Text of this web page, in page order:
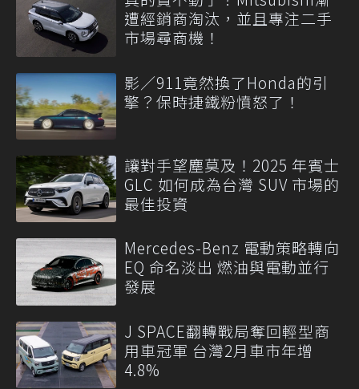
遭經銷商淘汰，並且專注二手
市場尋商機！
影／911竟然換了Honda的引
擎？保時捷鐵粉憤怒了！
讓對手望塵莫及！2025 年賓士
GLC 如何成為台灣 SUV 市場的
最佳投資
Mercedes-Benz 電動策略轉向
EQ 命名淡出 燃油與電動並行
發展
J SPACE翻轉戰局奪回輕型商
用車冠軍 台灣2月車市年增
4.8%